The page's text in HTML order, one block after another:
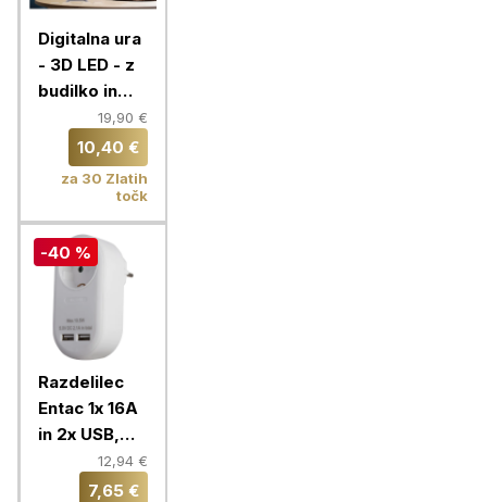
Digitalna ura
- 3D LED - z
budilko in
prikazom
temperature
19,90 €
10,40 €
za 30 Zlatih
točk
-40 %
Razdelilec
Entac 1x 16A
in 2x USB,
12,94 €
7,65 €